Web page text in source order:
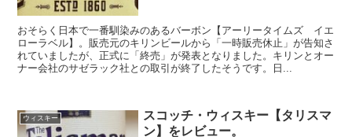
おそらく日本で一番馴染みのあるバーボン【アーリータイムズ イエ
ローラベル】。販売元のキリンビールから「一時販売休止」が告知さ
れていましたが、正式に「終売」が発表となりました。キリンとオー
ナー会社のサゼラック社との取引が終了したそうです。日...
ウィスキー
スコッチ・ウィスキー【タリスマ
ン】をレビュー。